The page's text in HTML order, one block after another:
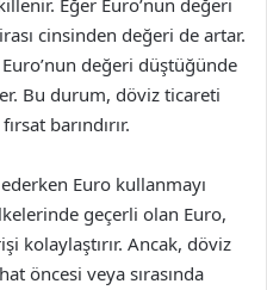
Eğer Euro’nun değeri
cinsinden değeri de artar.
değeri düştüğünde
Bu durum, döviz ticareti
barındırır.
Euro kullanmayı
geçerli olan Euro,
kolaylaştırır. Ancak, döviz
öncesi veya sırasında